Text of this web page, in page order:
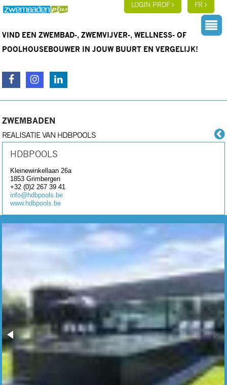
LOGIN PROF FR
VIND EEN ZWEMBAD-, ZWEMVIJVER-, WELLNESS- OF
POOLHOUSEBOUWER IN JOUW BUURT EN VERGELIJK!
ZWEMBADEN
REALISATIE VAN HDBPOOLS
HDBPOOLS
Kleinewinkellaan 26a
1853Grimbergen
+32 (0)2 267 39 41
info@hdbpools.be
www.hdbpools.be